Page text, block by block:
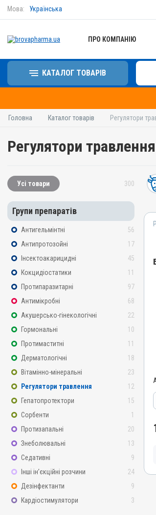
Мова: Українська
ПРО КОМПАНІЮ
КАТАЛОГ ТОВАРІВ
Головна Каталог товарів Регулятори
Регулятори
Усі товари 300
Групи препаратів
Антигельмінтні
56
Антипротозойні
17
Інсектоакарицидні
45
Кокцидіостатики
11
Протипаразитарні
97
Антимікробні
68
Акушерсько-гінекологічні
22
Гормональні
10
Протимаститні
11
Дерматологічні
18
Вітамінно-мінеральні
23
Регулятори травлення
12
Гепатопротектори
15
Сорбенти
1
Протизапальні
20
Знеболювальні
13
Седативні
9
Інші ін’єкційні розчини
24
Дезінфектанти
9
Кардіостимулятори
3